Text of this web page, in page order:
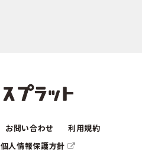
お問い合わせ
利用規約
個人情報保護方針